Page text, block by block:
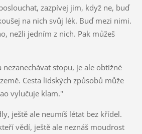
zazpívej jim, když ne, buď
na nich svůj lék. Buď mezi nimi.
nežli jedním z nich. Pak můžeš
nezanechávat stopu, je ale obtížné
Cesta lidských způsobů může
vylučuje klam."
ještě ale neumíš létat bez křídel.
vědí, ještě ale neznáš moudrost